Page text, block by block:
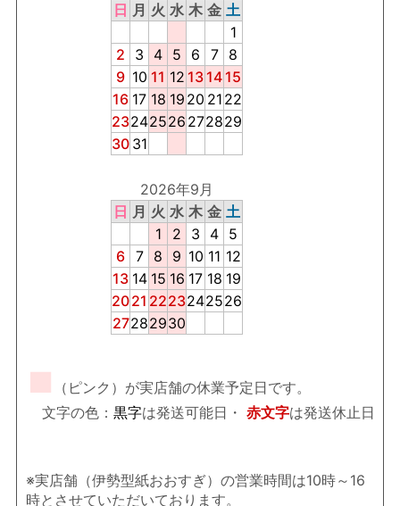
日 月 火 水 木 金 土
1
2
3 4 5 6 7
8
9 10 11 12 13 14 15
16 17 18 19 20 21 22
23242526 272829
30 31
2026年9月
日 月 火 水 木 金 土
1
2 3 4 5
6 7 8 9 10 11 12
13 14 15 16 17 18 19
2021 2223242526
27282930
■
（ピンク）が実店舗の休業予定日です。
文字の色： 黒字は発送可能日・ 赤文字は発送休止日
※実店舗（伊勢型紙おおすぎ）の営業時間は10時～16
時とさせていただいております。